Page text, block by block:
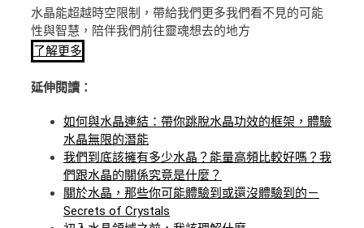
水晶能超越時空限制，帶給我們更多我們看不見的可能
性與智慧，陪伴我們前往靈魂想去的地方
了解更多
延伸閱讀：
如何與水晶連結：帶你跳脫水晶功效的框架，體驗
水晶無限的潛能
我們到底該擁有多少水晶？能量高頻比較好嗎？我
們跟水晶的關係究竟是什麼？
關於水晶，那些你可能體驗到或還沒體驗到的－
Secrets of Crystals